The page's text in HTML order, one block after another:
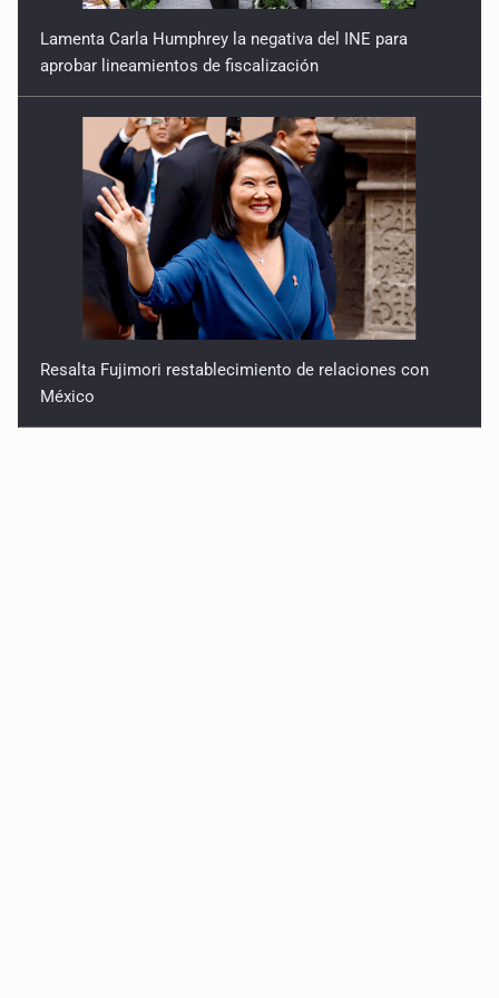
Lamenta Carla Humphrey la negativa del INE para
aprobar lineamientos de fiscalización
Resalta Fujimori restablecimiento de relaciones con
México